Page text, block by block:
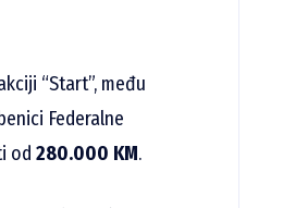
“Start”, među
Federalne
od 280.000 KM.